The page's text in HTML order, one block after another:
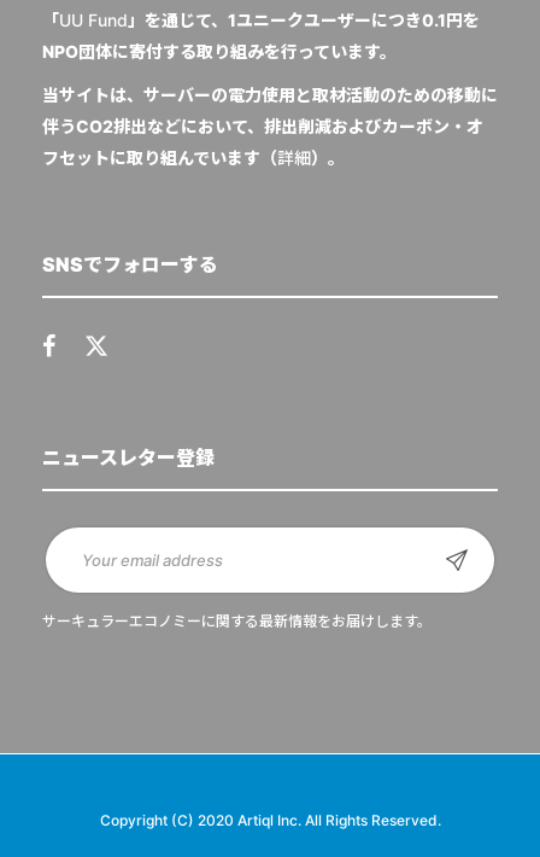
「UU Fund 」を通じて、1ユニークユーザーにつき0.1円を
NPO団体に寄付する取り組みを行っています。
当サイトは、サーバーの電力使用と取材活動のための移動に
伴うCO2排出などにおいて、排出削減およびカーボン・オ
フセットに取り組んでいます（詳細）。
SNSでフォローする
ニュースレター登録
サーキュラーエコノミーに関する最新情報をお届けします。
Copyright (C) 2020 Artiql Inc. All Rights Reserved.